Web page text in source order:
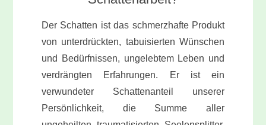
Der Schatten ist das schmerzhafte Produkt
von unterdrückten, tabuisierten Wünschen
und Bedürfnissen, ungelebtem Leben und
verdrängten Erfahrungen. Er ist ein
verwundeter Schattenanteil unserer
Persönlichkeit, die Summe aller